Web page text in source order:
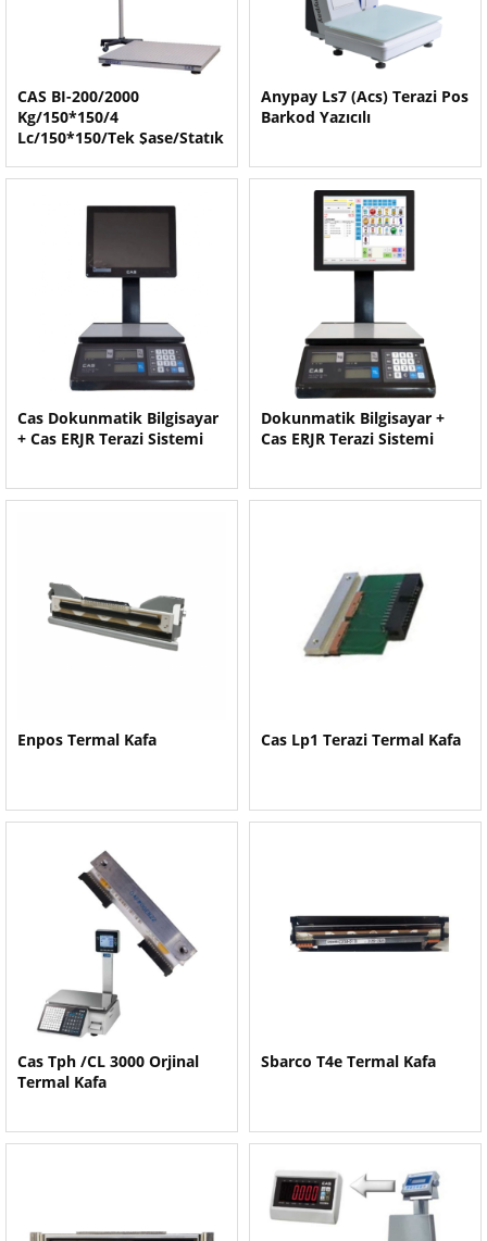
CAS BI-200/2000
Kg/150*150/4
Lc/150*150/Tek Şase/Statık
Anypay Ls7 (Acs) Terazi Pos
Barkod Yazıcılı
Cas Dokunmatik Bilgisayar
+ Cas ERJR Terazi Sistemi
Dokunmatik Bilgisayar +
Cas ERJR Terazi Sistemi
Enpos Termal Kafa Cas Lp1 Terazi Termal Kafa
Cas Tph /CL 3000 Orjinal
Termal Kafa
Sbarco T4e Termal Kafa